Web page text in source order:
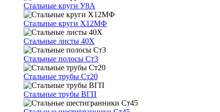
Стальные круги У8А
Стальные круги Х12МФ
Стальные листы 40Х
Стальные полосы Ст3
Стальные трубы Ст20
Стальные трубы ВГП